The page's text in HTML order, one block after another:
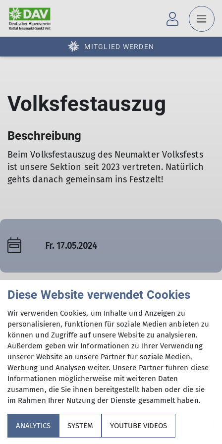
MITGLIED WERDEN
Volksfestauszug
Beschreibung
Beim Volksfestauszug des Neumakter Volksfests
ist unsere Sektion seit 2023 vertreten. Natürlich
gehts danach gemeinsam ins Festzelt!
Fr. 17.05.2024
Details
Termindetails
Fr. 17.05.2024
Sektion
Diese Website verwendet Cookies
Wir verwenden Cookies, um Inhalte und Anzeigen zu
personalisieren, Funktionen für soziale Medien anbieten zu
können und Zugriffe auf unsere Website zu analysieren.
Außerdem geben wir Informationen zu Ihrer Verwendung
unserer Website an unsere Partner für soziale Medien,
Werbung und Analysen weiter. Unsere Partner führen diese
Informationen möglicherweise mit weiteren Daten
zusammen, die Sie ihnen bereitgestellt haben oder die sie
im Rahmen Ihrer Nutzung der Dienste gesammelt haben.
ANALYTICS SYSTEM YOUTUBE VIDEOS